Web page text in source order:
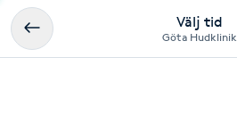
Välj tid
Göta Hudklinik